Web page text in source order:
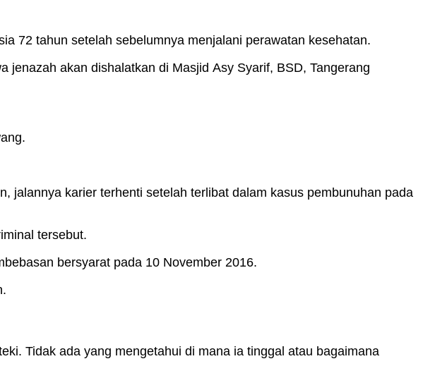
72 tahun setelah sebelumnya menjalani perawatan kesehatan.
akan dishalatkan di Masjid Asy Syarif, BSD, Tangerang
jalannya karier terhenti setelah terlibat dalam kasus pembunuhan pada
tersebut.
bersyarat pada 10 November 2016.
Tidak ada yang mengetahui di mana ia tinggal atau bagaimana